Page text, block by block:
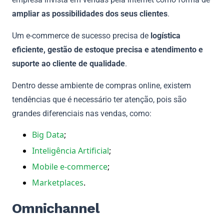
ampliar as possibilidades dos seus clientes.
Um e-commerce de sucesso precisa de logística
eficiente, gestão de estoque precisa e atendimento e
suporte ao cliente de qualidade.
Dentro desse ambiente de compras online, existem
tendências que é necessário ter atenção, pois são
grandes diferenciais nas vendas, como:
Big Data;
Inteligência Artificial;
Mobile e-commerce;
Marketplaces.
Omnichannel